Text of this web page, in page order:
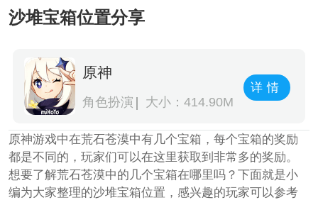
沙堆宝箱位置分享
原神
角色扮演 大小：414.90M
详情
原神游戏中在荒石苍漠中有几个宝箱，每个宝箱的奖励
都是不同的，玩家们可以在这里获取到非常多的奖励。
想要了解荒石苍漠中的几个宝箱在哪里吗？下面就是小
编为大家整理的沙堆宝箱位置，感兴趣的玩家可以参考